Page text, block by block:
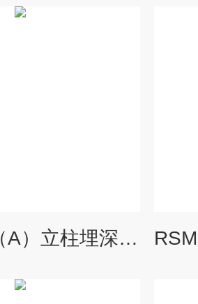
RSM-EDT（A）立柱埋深检测仪